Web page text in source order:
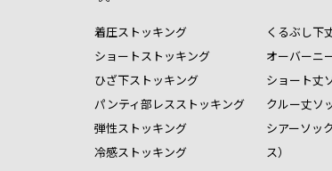
着圧ストッキング
ショートストッキング
ひざ下ストッキング
パンティ部レスストッキング
弾性ストッキング
冷感ストッキング
くるぶし下
オーバーニ
ショート丈
クルー丈ソ
シアーソッ
ス）